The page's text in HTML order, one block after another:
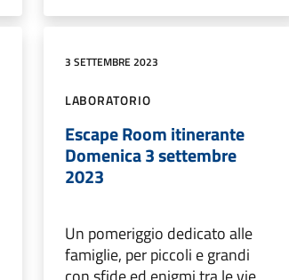
3 SETTEMBRE 2023
LABORATORIO
Escape Room itinerante
Domenica 3 settembre
2023
Un pomeriggio dedicato alle
famiglie, per piccoli e grandi